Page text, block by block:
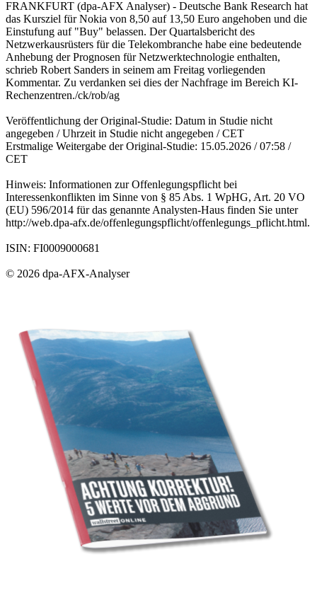
FRANKFURT (dpa-AFX Analyser) - Deutsche Bank Research hat
das Kursziel für Nokia von 8,50 auf 13,50 Euro angehoben und die
Einstufung auf "Buy" belassen. Der Quartalsbericht des
Netzwerkausrüsters für die Telekombranche habe eine bedeutende
Anhebung der Prognosen für Netzwerktechnologie enthalten,
schrieb Robert Sanders in seinem am Freitag vorliegenden
Kommentar. Zu verdanken sei dies der Nachfrage im Bereich KI-
Rechenzentren./ck/rob/ag
Veröffentlichung der Original-Studie: Datum in Studie nicht
angegeben / Uhrzeit in Studie nicht angegeben / CET
Erstmalige Weitergabe der Original-Studie: 15.05.2026 / 07:58 /
CET
Hinweis: Informationen zur Offenlegungspflicht bei
Interessenkonflikten im Sinne von § 85 Abs. 1 WpHG, Art. 20 VO
(EU) 596/2014 für das genannte Analysten-Haus finden Sie unter
http://web.dpa-afx.de/offenlegungspflicht/offenlegungs_pflicht.html.
ISIN: FI0009000681
© 2026 dpa-AFX-Analyser